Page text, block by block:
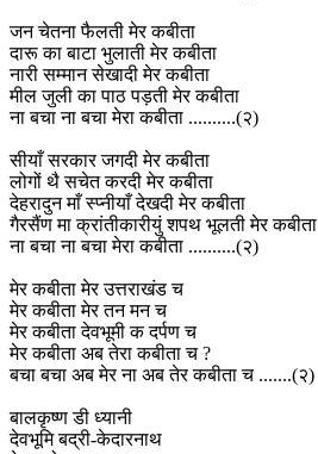
जन चेतना फैलती मेर कबीता
दारू का बाटा भुलाती मेर कबीता
नारी सम्मान सेखादी मेर कबीता
मील जुली का पाठ पड़ती मेर कबीता
ना बचा ना बचा मेरा कबीता ..........(२)
सीयाँ सरकार जगदी मेर कबीता
लोगों थै सचेत करदी मेर कबीता
देहरादुन माँ स्प्नीयाँ देखदी मेर कबीता
गैरसैंण मा क्रांतीकारीयुं शपथ भूलती मेर कबीता
ना बचा ना बचा मेरा कबीता ..........(२)
मेर कबीता मेर उत्तराखंड च
मेर कबीता मेर तन मन च
मेर कबीता देवभूमी क दर्पण च
मेर कबीता अब तेरा कबीता च ?
बचा बचा अब मेर ना अब तेर कबीता च .......(२)
बालकृष्ण डी ध्यानी
देवभूमि बद्री-केदारनाथ